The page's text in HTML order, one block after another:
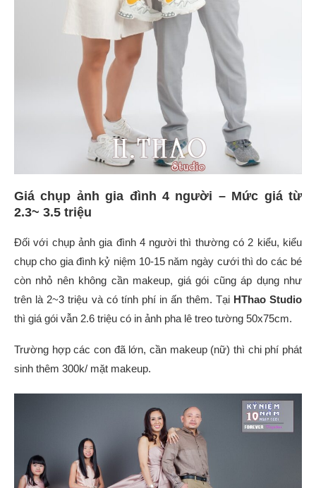
Giá chụp ảnh gia đình 4 người – Mức giá từ
2.3~ 3.5 triệu
Đối với chụp ảnh gia đình 4 người thì thường có 2 kiểu, kiểu
chụp cho gia đình kỷ niệm 10-15 năm ngày cưới thì do các bé
còn nhỏ nên không cần makeup, giá gói cũng áp dụng như
trên là 2~3 triệu và có tính phí in ấn thêm. Tại HThao Studio
thì giá gói vẫn 2.6 triệu có in ảnh pha lê treo tường 50x75cm.
Trường hợp các con đã lớn, cần makeup (nữ) thì chi phí phát
sinh thêm 300k/ mặt makeup.